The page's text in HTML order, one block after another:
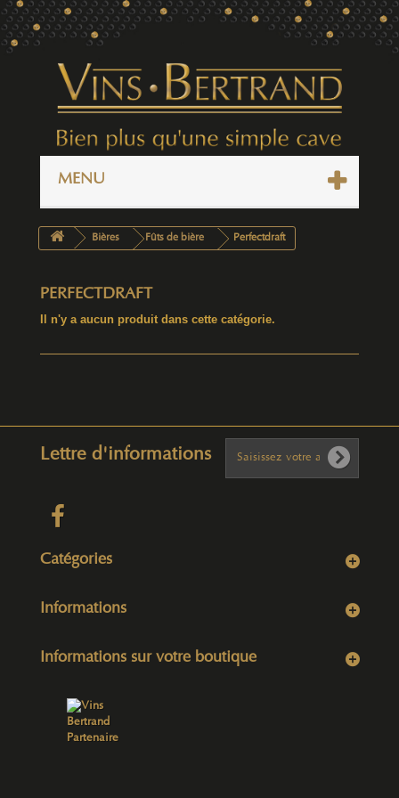
MENU
Bières Fûts de bière Perfectdraft
PERFECTDRAFT
Il n'y a aucun produit dans cette catégorie.
Lettre d'informations
Catégories
Informations
Informations sur votre boutique